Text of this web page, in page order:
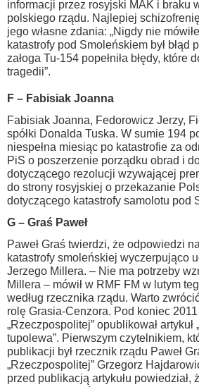
informacji przez rosyjski MAK i braku
polskiego rządu. Najlepiej
jego własne zdania: „Nigdy nie
katastrofy pod Smoleńskiem był błąd
załoga Tu-154 popełniła błędy, które
tragedii”.
F – Fabisiak Joanna
Fabisiak Joanna, Fedorowicz Jerzy,
spółki Donalda Tuska. W sumie 194
niespełna miesiąc po katastrofie za
PiS o poszerzenie porządku obrad i
dotyczącego rezolucji wzywającej
do strony rosyjskiej o przekazanie
dotyczącego katastrofy samolotu pod
G – Graś Paweł
Paweł Graś twierdzi, że odpowiedzi
katastrofy smoleńskiej wyczerpująco
Jerzego Millera. – Nie ma potrzeby
Millera – mówił w RMF FM w lutym
według rzecznika rządu. Warto
rolę Grasia-Cenzora. Pod koniec
„Rzeczpospolitej” opublikował artykuł
tupolewa”. Pierwszym czytelnikiem,
publikacji był rzecznik rządu Paweł
„Rzeczpospolitej” Grzegorz
przed publikacją artykułu powiedział,